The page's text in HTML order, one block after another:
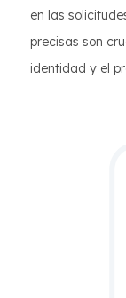
en las
precisas son
identidad y el